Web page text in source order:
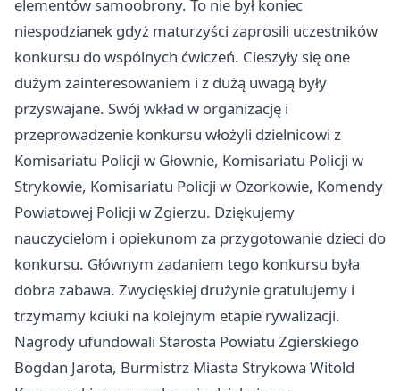
elementów samoobrony. To nie był koniec
niespodzianek gdyż maturzyści zaprosili uczestników
konkursu do wspólnych ćwiczeń. Cieszyły się one
dużym zainteresowaniem i z dużą uwagą były
przyswajane. Swój wkład w organizację i
przeprowadzenie konkursu włożyli dzielnicowi z
Komisariatu Policji w Głownie, Komisariatu Policji w
Strykowie, Komisariatu Policji w Ozorkowie, Komendy
Powiatowej Policji w Zgierzu. Dziękujemy
nauczycielom i opiekunom za przygotowanie dzieci do
konkursu. Głównym zadaniem tego konkursu była
dobra zabawa. Zwycięskiej drużynie gratulujemy i
trzymamy kciuki na kolejnym etapie rywalizacji.
Nagrody ufundowali Starosta Powiatu Zgierskiego
Bogdan Jarota, Burmistrz Miasta Strykowa Witold